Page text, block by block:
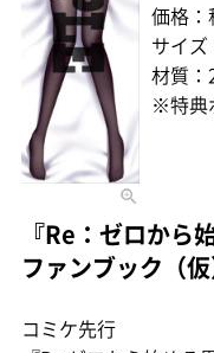
価格：
サイ
材質：
※特典
『Re：ゼロから
ファンブック（仮
コミケ先行